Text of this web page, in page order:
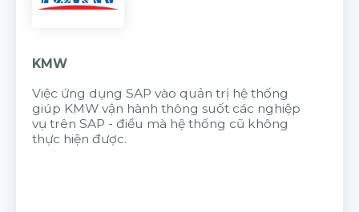
KMW
Việc ứng dụng SAP vào quản trị hệ thống
giúp KMW vận hành thông suốt các nghiệp
vụ trên SAP - điều mà hệ thống cũ không
thực hiện được.